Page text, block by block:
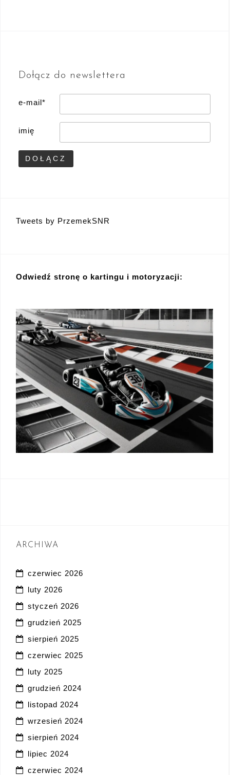
Dołącz do newslettera
e-mail*
imię
Tweets by PrzemekSNR
Odwiedź stronę o kartingu i motoryzacji:
ARCHIWA
czerwiec 2026
luty 2026
styczeń 2026
grudzień 2025
sierpień 2025
czerwiec 2025
luty 2025
grudzień 2024
listopad 2024
wrzesień 2024
sierpień 2024
lipiec 2024
czerwiec 2024